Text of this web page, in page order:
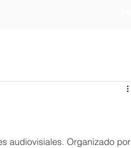
audiovisiales. Organizado por